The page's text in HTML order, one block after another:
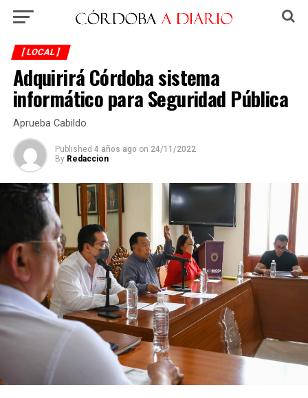
[ LOCAL ]
Adquirirá Córdoba sistema
informático para Seguridad Pública
Aprueba Cabildo
Published 4 años ago on 24/11/2022
By Redaccion